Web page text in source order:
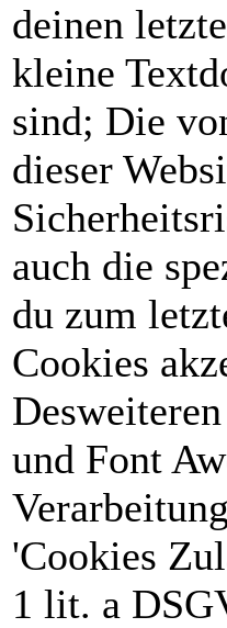
deinen
kleine
sind; Die
dieser
auch die
du zum
Cookies
und Font
'Cookies
1 lit. a